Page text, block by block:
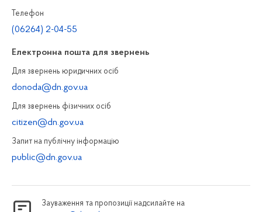
Телефон
(06264) 2-04-55
Електронна пошта для звернень
Для звернень юридичних осiб
donoda@dn.gov.ua
Для звернень фізичних осiб
citizen@dn.gov.ua
Запит на публiчну інформацiю
public@dn.gov.ua
Зауваження та пропозиції надсилайте на